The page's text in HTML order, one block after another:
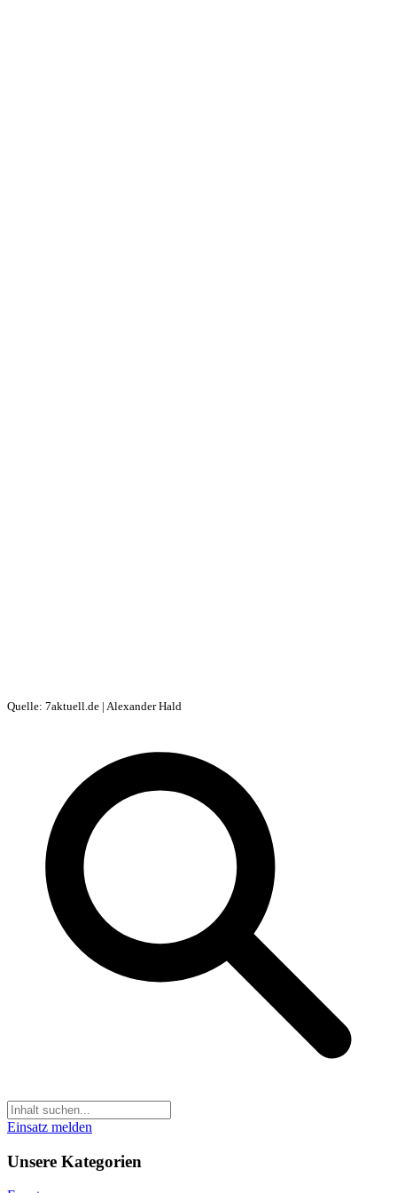
Quelle: 7aktuell.de | Alexander Hald
Einsatz melden
Unsere Kategorien